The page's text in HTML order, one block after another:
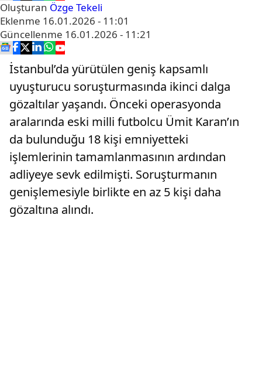
Oluşturan Özge Tekeli
Eklenme 16.01.2026 - 11:01
Güncellenme 16.01.2026 - 11:21
İstanbul’da yürütülen geniş kapsamlı
uyuşturucu soruşturmasında ikinci dalga
gözaltılar yaşandı. Önceki operasyonda
aralarında eski milli futbolcu Ümit Karan’ın
da bulunduğu 18 kişi emniyetteki
işlemlerinin tamamlanmasının ardından
adliyeye sevk edilmişti. Soruşturmanın
genişlemesiyle birlikte en az 5 kişi daha
gözaltına alındı.